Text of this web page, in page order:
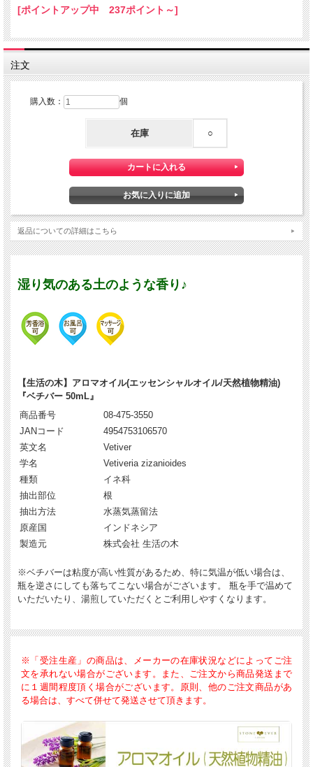
[ポイントアップ中 237ポイント～]
注文
購入数： 個
在庫 ○
返品についての詳細はこちら
湿り気のある土のような香り♪
【生活の木】アロマオイル(エッセンシャルオイル/天然植物精油)
『ベチバー 50mL』
商品番号
08-475-3550
JANコード
4954753106570
英文名
Vetiver
学名
Vetiveria zizanioides
種類
イネ科
抽出部位
根
抽出方法
水蒸気蒸留法
原産国
インドネシア
製造元
株式会社 生活の木
※ベチバーは粘度が高い性質があるため、特に気温が低い場合は、
瓶を逆さにしても落ちてこない場合がございます。 瓶を手で温めて
いただいたり、湯煎していただくとご利用しやすくなります。
※「受注生産」の商品は、メーカーの在庫状況などによってご注
文を承れない場合がございます。また、ご注文から商品発送まで
に１週間程度頂く場合がございます。原則、他のご注文商品があ
る場合は、すべて併せて発送させて頂きます。